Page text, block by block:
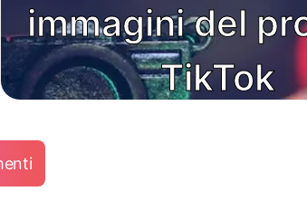
immagini del
TikTok